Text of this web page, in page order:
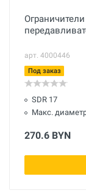
арт. 4000446
Под заказ
SDR 17
Макс.
270.6 BYN